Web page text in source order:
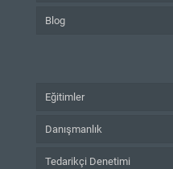
Blog
Eğitimler
Danışmanlık
Tedarikçi Denetimi